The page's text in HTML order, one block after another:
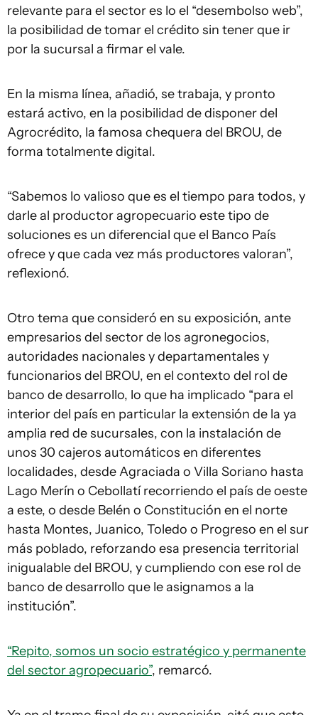
relevante para el sector es lo el “desembolso web”,
la posibilidad de tomar el crédito sin tener que ir
por la sucursal a firmar el vale.
En la misma línea, añadió, se trabaja, y pronto
estará activo, en la posibilidad de disponer del
Agrocrédito, la famosa chequera del BROU, de
forma totalmente digital.
“Sabemos lo valioso que es el tiempo para todos, y
darle al productor agropecuario este tipo de
soluciones es un diferencial que el Banco País
ofrece y que cada vez más productores valoran”,
reflexionó.
Otro tema que consideró en su exposición, ante
empresarios del sector de los agronegocios,
autoridades nacionales y departamentales y
funcionarios del BROU, en el contexto del rol de
banco de desarrollo, lo que ha implicado “para el
interior del país en particular la extensión de la ya
amplia red de sucursales, con la instalación de
unos 30 cajeros automáticos en diferentes
localidades, desde Agraciada o Villa Soriano hasta
Lago Merín o Cebollatí recorriendo el país de oeste
a este, o desde Belén o Constitución en el norte
hasta Montes, Juanico, Toledo o Progreso en el sur
más poblado, reforzando esa presencia territorial
inigualable del BROU, y cumpliendo con ese rol de
banco de desarrollo que le asignamos a la
institución”.
“Repito, somos un socio estratégico y permanente
del sector agropecuario”, remarcó.